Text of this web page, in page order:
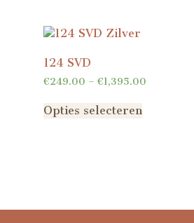
124 SVD
€249.00 – €1,395.00
Opties selecteren